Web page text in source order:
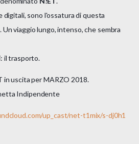
digitali, sono l'ossatura di questa
viaggio lungo, intenso, che sembra
il trasporto.
in uscita per MARZO 2018.
Indipendente​
up_cast/net-t1mix/s-dj0h1